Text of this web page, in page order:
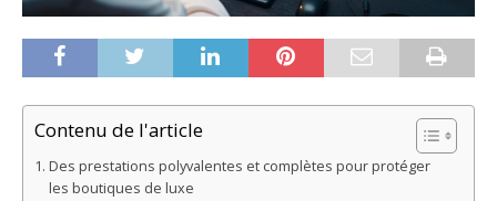
Contenu de l'article
Des prestations polyvalentes et complètes pour protéger
les boutiques de luxe